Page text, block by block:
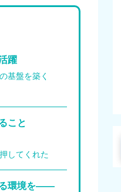
躍
基盤を築く
こと
してくれた
る環境を――